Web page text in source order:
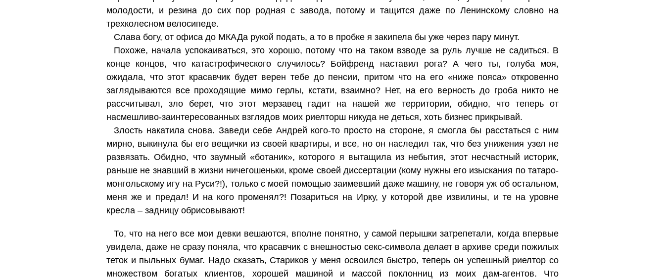
молодости, и резина до сих пор родная с завода, потому и тащится даже по Ленинскому словно на
трехколесном велосипеде.
Слава богу, от офиса до МКАДа рукой подать, а то в пробке я закипела бы уже через пару минут.
Похоже, начала успокаиваться, это хорошо, потому что на таком взводе за руль лучше не садиться. В
конце концов, что катастрофического случилось? Бойфренд наставил рога? А чего ты, голуба моя,
ожидала, что этот красавчик будет верен тебе до пенсии, притом что на его «ниже пояса» откровенно
заглядываются все проходящие мимо герлы, кстати, взаимно? Нет, на его верность до гроба никто не
рассчитывал, зло берет, что этот мерзавец гадит на нашей же территории, обидно, что теперь от
насмешливо-заинтересованных взглядов моих риелторш никуда не деться, хоть бизнес прикрывай.
Злость накатила снова. Заведи себе Андрей кого-то просто на стороне, я смогла бы расстаться с ним
мирно, выкинула бы его вещички из своей квартиры, и все, но он наследил так, что без унижения узел не
развязать. Обидно, что заумный «ботаник», которого я вытащила из небытия, этот несчастный историк,
раньше не знавший в жизни ничегошеньки, кроме своей диссертации (кому нужны его изыскания по татаро-
монгольскому игу на Руси?!), только с моей помощью заимевший даже машину, не говоря уж об остальном,
меня же и предал! И на кого променял?! Позариться на Ирку, у которой две извилины, и те на уровне
кресла – задницу обрисовывают!
То, что на него все мои девки вешаются, вполне понятно, у самой перышки затрепетали, когда впервые
увидела, даже не сразу поняла, что красавчик с внешностью секс-символа делает в архиве среди пожилых
теток и пыльных бумаг. Надо сказать, Стариков у меня освоился быстро, теперь он успешный риелтор со
множеством богатых клиентов, хорошей машиной и массой поклонниц из моих дам-агентов. Что